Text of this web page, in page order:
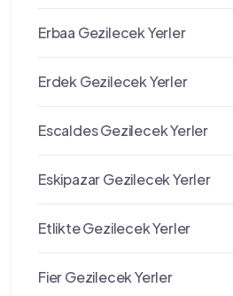
Erbaa Gezilecek Yerler
Erdek Gezilecek Yerler
Escaldes Gezilecek Yerler
Eskipazar Gezilecek Yerler
Etlikte Gezilecek Yerler
Fier Gezilecek Yerler